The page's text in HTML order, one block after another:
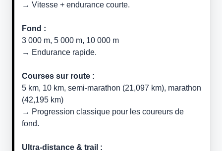
→ Vitesse + endurance courte.
Fond :
3 000 m, 5 000 m, 10 000 m
→ Endurance rapide.
Courses sur route :
5 km, 10 km, semi-marathon (21,097 km), marathon
(42,195 km)
→ Progression classique pour les coureurs de
fond.
Ultra-distance & trail :